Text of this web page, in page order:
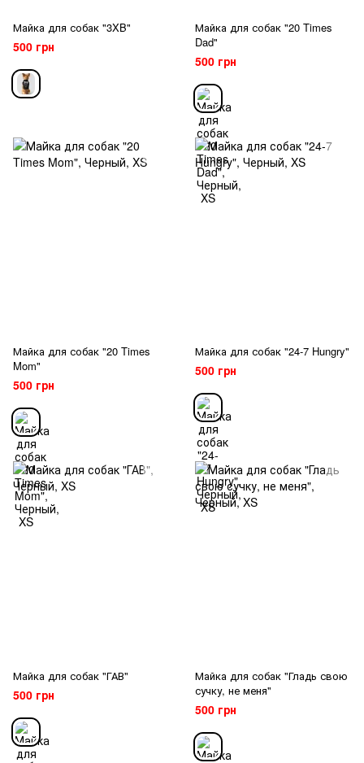
Майка для собак "3XB"
500 грн
Майка для собак "20 Times
Dad"
500 грн
Майка для собак "20 Times
Mom"
500 грн
Майка для собак "24-7 Hungry"
500 грн
Майка для собак "ГАВ"
500 грн
Майка для собак "Гладь свою
сучку, не меня"
500 грн